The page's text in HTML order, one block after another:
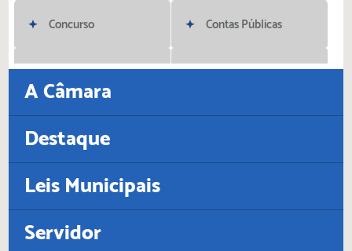
Concurso Contas Públicas
Diário Oficial Eletrônico Legislação
Ouvidoria Perguntas Frequentes
SAAE Sic
A Câmara
Destaque
Leis Municipais
Servidor